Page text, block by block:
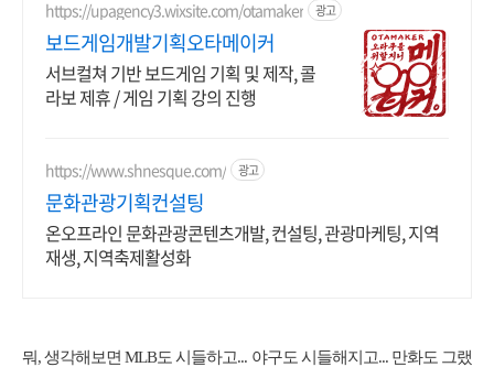
https://upagency3.wixsite.com/otamaker 광고
보드게임개발기획오타메이커
서브컬쳐 기반 보드게임 기획 및 제작, 콜
라보 제휴 / 게임 기획 강의 진행
https://www.shnesque.com/ 광고
문화관광기획컨설팅
온오프라인 문화관광콘텐츠개발, 컨설팅, 관광마케팅, 지역
재생, 지역축제활성화
뭐, 생각해보면 MLB도 시들하고... 야구도 시들해지고... 만화도 그랬